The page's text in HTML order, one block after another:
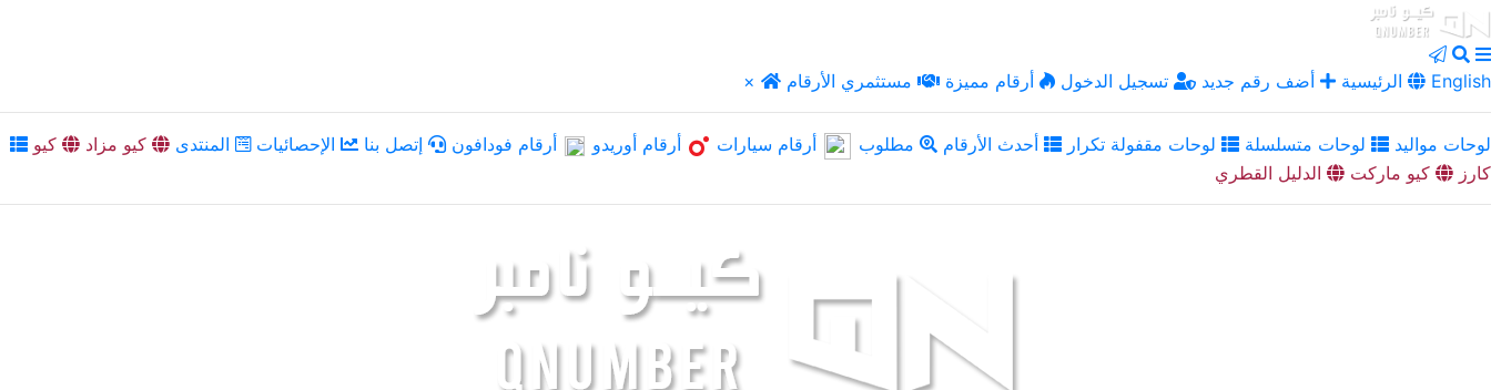
× الرئيسية أضف رقم جديد تسجيل الدخول أرقام مميزة مستثمري الأرقام English
لوحات مواليد لوحات متسلسلة لوحات مقفولة تكرار أحدث الأرقام مطلوب أرقام سيارات أرقام أوريدو أرقام فودافون إتصل بنا الإحصائيات المنتدى كيو مزاد
كيو
كارز
كيو ماركت الدليل القطري